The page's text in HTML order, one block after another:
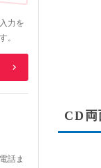
力を
。
話ま
CD